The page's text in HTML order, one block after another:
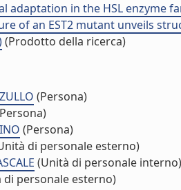
adaptation in the HSL enzyme
of an EST2 mutant unveils
(Prodotto della ricerca)
(Persona)
(Persona)
di personale esterno)
(Unità di personale interno)
di personale esterno)